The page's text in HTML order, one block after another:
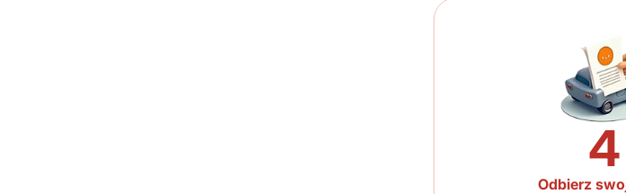
4
Odbierz